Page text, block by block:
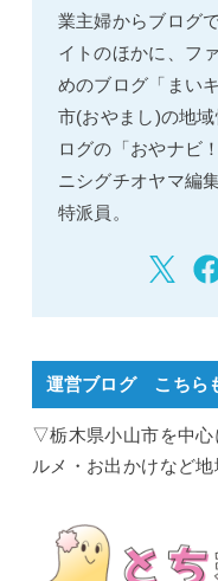
業主婦からブログ
イトのほかに、フ
めのブログ「まい
市(おやまし)の地
ログの「おやナビ
ニシグチオヤマ編
特派員。
運営ブログ こちら
▽栃木県小山市を中心
ルメ・お出かけなど地